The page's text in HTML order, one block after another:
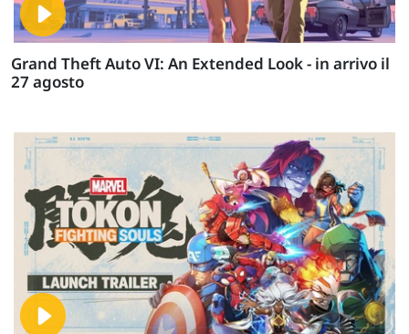
Grand Theft Auto VI: An Extended Look - in arrivo il
27 agosto